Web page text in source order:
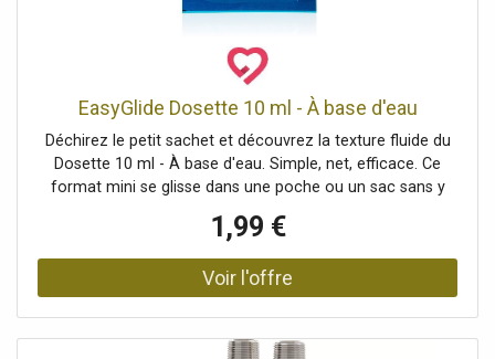
EasyGlide Dosette 10 ml - À base d'eau
Déchirez le petit sachet et découvrez la texture fluide du
Dosette 10 ml - À base d'eau. Simple, net, efficace. Ce
format mini se glisse dans une poche ou un sac sans y
l’emploi.Un format pratique 💧Le Dosette 10 ml - À base
d'eau de
1,99 €